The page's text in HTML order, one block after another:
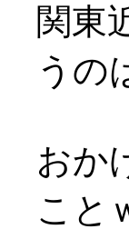
関東
うの
おか
こと